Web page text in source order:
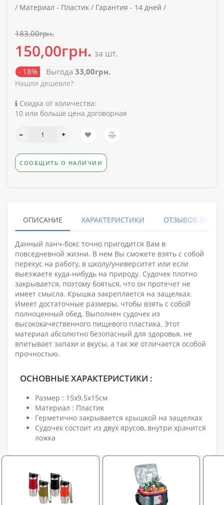
/ Материал - Пластик / Гарантия - 14 дней /
183,00грн.
150,00грн. за шт.
- 18% Выгода 33,00грн.
Нашли дешевле?
Скидка от количества:
10 или больше цена договорная
СООБЩИТЬ О НАЛИЧИИ
ОПИСАНИЕ ХАРАКТЕРИСТИКИ ОТЗЫВОВ (0)
Данный ланч-бокс точно пригодится Вам в
повседневной жизни. В нем Вы сможете взять с собой
перекус на работу, в школу/университет или если
выезжаете куда-нибудь на природу. Судочек плотно
закрывается, поэтому бояться, что он протечет не
имеет смысла. Крышка закрепляется на защелках.
Имеет достаточные размеры, чтобы взять с собой
полноценный обед. Выполнен судочек из
высококачественного пищевого пластика. Этот
материал абсолютно безопасный для здоровья, не
впитывает запахи и вкусы, а так же отличается особой
прочностью.
ОСНОВНЫЕ ХАРАКТЕРИСТИКИ :
Размер : 15x9.5x15см
Материал : Пластик
Герметично закрывается крышкой на защелках
Судочек состоит из двух ярусов, внутри хранится
ложка